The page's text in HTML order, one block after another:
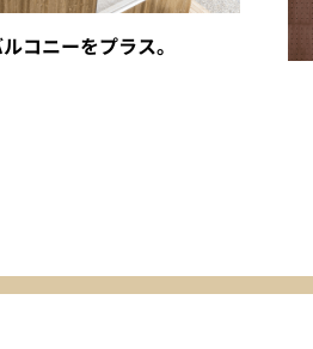
コニーをプラス。